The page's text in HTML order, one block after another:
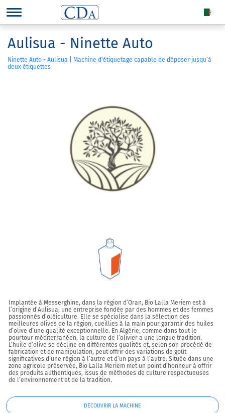
Aulisua - Ninette Auto
Ninette Auto - Aulisua | Machine d'étiquetage capable de déposer jusqu’à
deux étiquettes
Implantée à Messerghine, dans la région d’Oran, Bio Lalla Meriem est à
l’origine d’Aulisua, une entreprise fondée par des hommes et des femmes
passionnés d’oléiculture. Elle se spécialise dans la sélection des
meilleures olives de la région, cueillies à la main pour garantir des huiles
d’olive d’une qualité exceptionnelle. En Algérie, comme dans tout le
pourtour méditerranéen, la culture de l’olivier a une longue tradition.
L’huile d’olive se décline en différentes qualités et, selon son procédé de
fabrication et de manipulation, peut offrir des variations de goût
significatives d’une région à l’autre et d’un pays à l’autre. Située dans une
zone agricole préservée, Bio Lalla Meriem met un point d’honneur à offrir
des produits authentiques, issus de méthodes de culture respectueuses
de l’environnement et de la tradition.
DÉCOUVRIR LA MACHINE